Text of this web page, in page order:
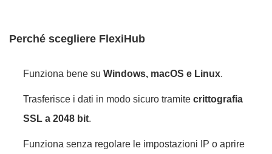
Perché scegliere FlexiHub
Funziona bene su Windows, macOS e Linux.
Trasferisce i dati in modo sicuro tramite crittografia
SSL a 2048 bit.
Funziona senza regolare le impostazioni IP o aprire